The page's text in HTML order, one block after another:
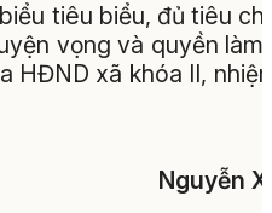
tiêu biểu, đủ tiêu
vọng và quyền làm
HĐND xã khóa II,
Nguyễn